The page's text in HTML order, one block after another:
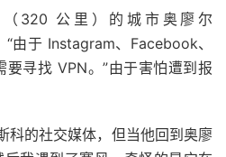
320 公里）的城市奥廖尔
“由于 Instagram、Facebook、
寻找 VPN。”由于害怕遭到报
科的社交媒体，但当他回到奥廖